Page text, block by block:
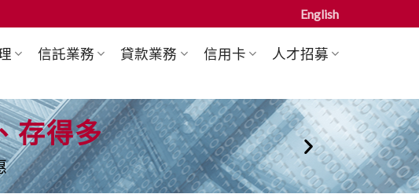
English
信託業務 貸款業務 信用卡 人才招募
存得多